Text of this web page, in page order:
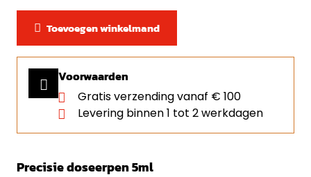
Precisie doseerpen 5ml
Toevoegen winkelmand
Voorwaarden
Gratis verzending vanaf € 100
Levering binnen 1 tot 2 werkdagen